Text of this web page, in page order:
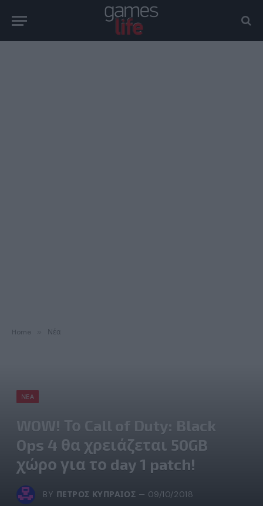
Home Νέα
ΝΈΑ
WOW! Το Call of Duty: Black
Ops 4 θα χρειάζεται 50GB
χώρο για το day 1 patch!
BY ΠΈΤΡΟΣ ΚΥΠΡΑΊΟΣ
09/10/2018